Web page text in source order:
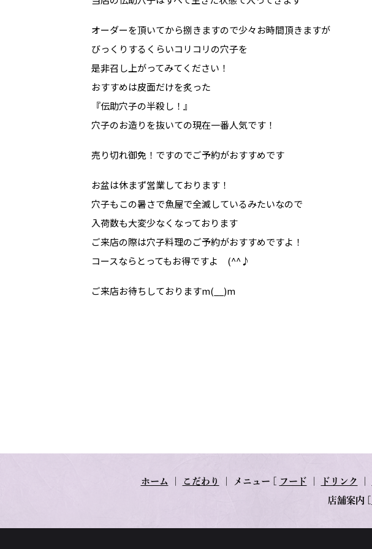
オーダーを頂いてから捌きますので少々お時間頂きますが
びっくりするくらいコリコリの穴子を
是非召し上がってみてください！
おすすめは皮面だけを炙った
『伝助穴子の半殺し！』
穴子のお造りを抜いての現在一番人気です！
売り切れ御免！ですのでご予約がおすすめです
お盆は休まず営業しております！
穴子もこの暑さで魚屋で全滅しているみたいなので
入荷数も大変少なくなっております
ご来店の際は穴子料理のご予約がおすすめですよ！
コースならとってもお得ですよ (^^♪
ご来店お待ちしておりますm(__)m
ホーム こだわり メニュー フード ドリンク
店舗案内